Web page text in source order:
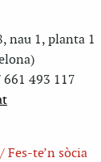
nau 1, planta 1
661 493 117
Fes-te’n sòcia